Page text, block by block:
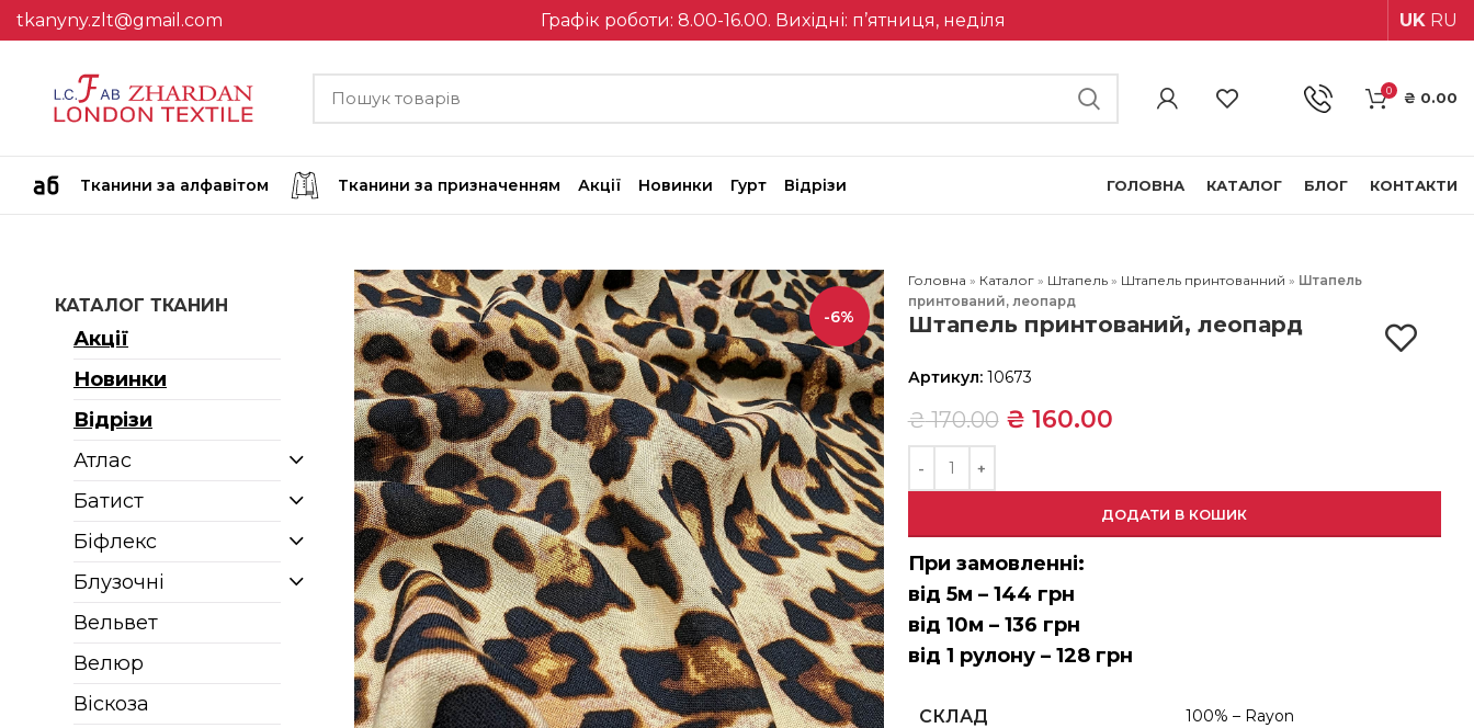
tkanyny.zlt@gmail.com Графік роботи: 8.00-16.00. Вихідні: п’ятниця, неділя UK RU
0 ₴ 0.00
Тканини за алфавітом Тканини за призначенням Акції Новинки Гурт Відрізи ГОЛОВНА КАТАЛОГ БЛОГ КОНТАКТИ
КАТАЛОГ ТКАНИН
Акції
Новинки
Відрізи
Атлас
Батист
Біфлекс
Блузочні
Вельвет
Велюр
Віскоза
-6%
Головна » Каталог» Штапель» Штапель принтованний » Штапель
принтований, леопард
Штапель принтований, леопард
Артикул: 10673
₴170.00 ₴ 160.00
ДОДАТИ В КОШИК
При замовленні:
від 5м – 144 грн
від 10м – 136 грн
від 1 рулону – 128 грн
СКЛАД 100% – Rayon